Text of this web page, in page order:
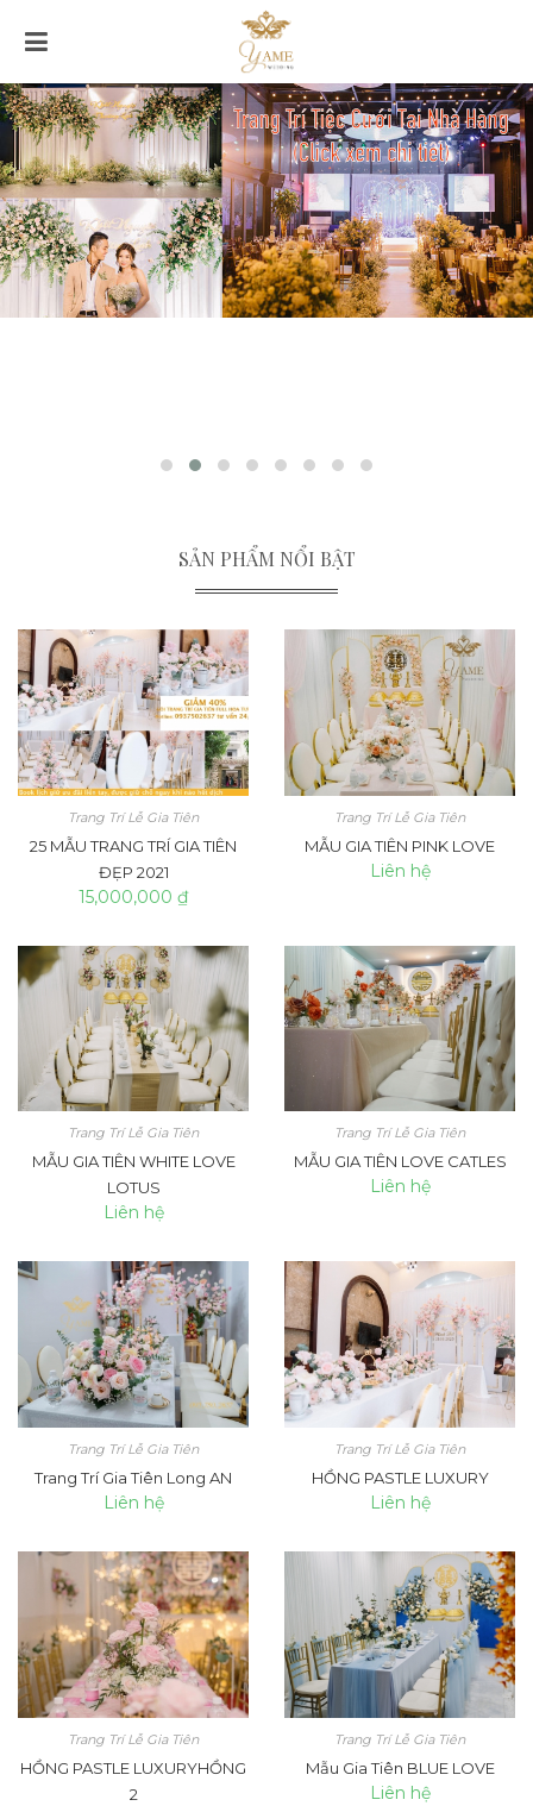
SẢN PHẨM NỔI BẬT
Trang Trí Lễ Gia Tiên
25 MẪU TRANG TRÍ GIA TIÊN
ĐẸP 2021
15,000,000 ₫
Trang Trí Lễ Gia Tiên
MẪU GIA TIÊN PINK LOVE
Liên hệ
Trang Trí Lễ Gia Tiên
MẪU GIA TIÊN WHITE LOVE
LOTUS
Liên hệ
Trang Trí Lễ Gia Tiên
MẪU GIA TIÊN LOVE CATLES
Liên hệ
Trang Trí Lễ Gia Tiên
Trang Trí Gia Tiên Long AN
Liên hệ
Trang Trí Lễ Gia Tiên
HỒNG PASTLE LUXURY
Liên hệ
Trang Trí Lễ Gia Tiên
HỒNG PASTLE LUXURYHỒNG
2
Trang Trí Lễ Gia Tiên
Mẫu Gia Tiên BLUE LOVE
Liên hệ